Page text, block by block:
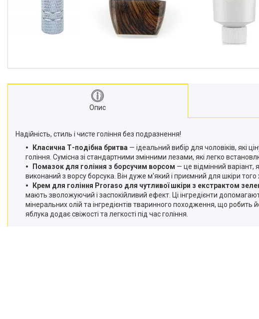
Снеки
Парфумерія
Жіночі епілятори
Про нас
Опис
Надійність, стиль і чисте гоління без подразнення!
Класична Т-подібна бритва — ідеальний вибір для чоловіків, які
гоління. Сумісна зі стандартними змінними лезами, які легко
Помазок для гоління з борсучим ворсом — це відмінний
виконаний з ворсу борсука. Він дуже м'який і приємний для шкіри
Крем для гоління Proraso для чутливої шкіри з екстрактом
мають зволожуючий і заспокійливий ефект. Ці інгредієнти
мінеральних олій та інгредієнтів тваринного походження, що
яблука додає свіжості та легкості під час гоління.